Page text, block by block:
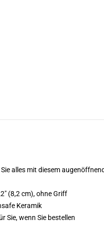
alles mit diesem
(8,2 cm), ohne Griff
Keramik
Sie, wenn Sie bestellen